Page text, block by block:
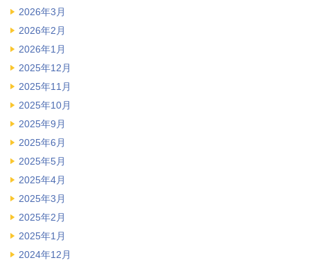
2026年3月
2026年2月
2026年1月
2025年12月
2025年11月
2025年10月
2025年9月
2025年6月
2025年5月
2025年4月
2025年3月
2025年2月
2025年1月
2024年12月